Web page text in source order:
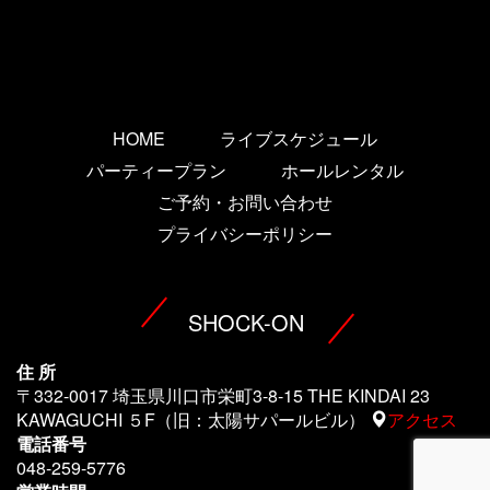
HOME
ライブスケジュール
パーティープラン
ホールレンタル
ご予約・お問い合わせ
プライバシーポリシー
SHOCK-ON
住 所
〒332-0017 埼玉県川口市栄町3-8-15 THE KINDAI 23
KAWAGUCHI ５F（旧：太陽サパールビル）
アクセス
電話番号
048-259-5776